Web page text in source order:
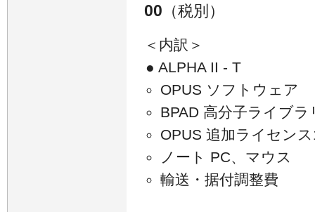
00 （税別）
＜内訳＞
● ALPHA II - T
OPUS ソフトウェア
BPAD 高分子ライブラ
OPUS 追加ライセン
ノート PC、マウス
輸送・据付調整費